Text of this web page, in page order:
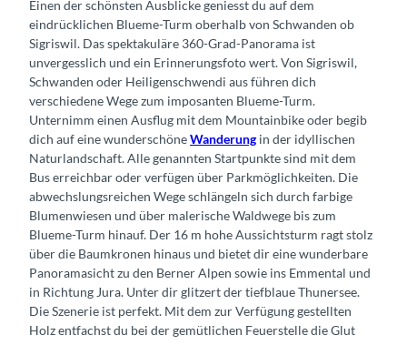
Einen der schönsten Ausblicke geniesst du auf dem
eindrücklichen Blueme-Turm oberhalb von Schwanden ob
Sigriswil. Das spektakuläre 360-Grad-Panorama ist
unvergesslich und ein Erinnerungsfoto wert. Von Sigriswil,
Schwanden oder Heiligenschwendi aus führen dich
verschiedene Wege zum imposanten Blueme-Turm.
Unternimm einen Ausflug mit dem Mountainbike oder begib
dich auf eine wunderschöneWanderung in der idyllischen
Naturlandschaft. Alle genannten Startpunkte sind mit dem
Bus erreichbar oder verfügen über Parkmöglichkeiten. Die
abwechslungsreichen Wege schlängeln sich durch farbige
Blumenwiesen und über malerische Waldwege bis zum
Blueme-Turm hinauf. Der 16 m hohe Aussichtsturm ragt stolz
über die Baumkronen hinaus und bietet dir eine wunderbare
Panoramasicht zu den Berner Alpen sowie ins Emmental und
in Richtung Jura. Unter dir glitzert der tiefblaue Thunersee.
Die Szenerie ist perfekt. Mit dem zur Verfügung gestellten
Holz entfachst du bei der gemütlichen Feuerstelle die Glut